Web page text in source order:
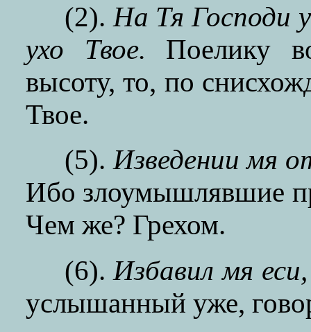
(2). На Тя Господи
ухо Твое. Поелику
высоту, то, по
Твое.
(5).Изведении мя
Ибо злоумышлявшие
Чем же? Грехом.
(6).Избавил мя
услышанный уже,